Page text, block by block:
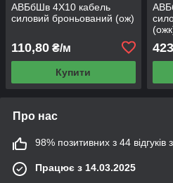
АВБбШв 4Х10 кабель
силовий броньований (ож)
110,80 ₴/м
Купити
Про нас
98% позитивних з 44 відгуків
Працює з 14.03.2025